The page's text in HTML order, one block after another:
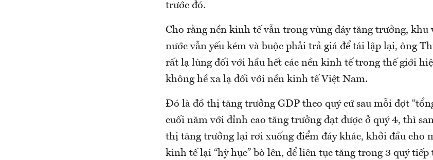
trước đó.
Cho rằng nền kinh tế vẫn trong vùng đáy tăng trưởng, khu
nước vẫn yếu kém và buộc phải trả giá để tái lập lại, ông
rất lạ lùng đối với hầu hết các nền kinh tế trong thế giới
không hề xa lạ đối với nền kinh tế Việt Nam.
Đó là đồ thị tăng trưởng GDP theo quý cứ sau mỗi đợt
cuối năm với đỉnh cao tăng trưởng đạt được ở quý 4, thì
thị tăng trưởng lại rơi xuống điểm đáy khác, khởi đầu cho
kinh tế lại “hỳ hục” bò lên, để liên tục tăng trong 3 quý tiếp